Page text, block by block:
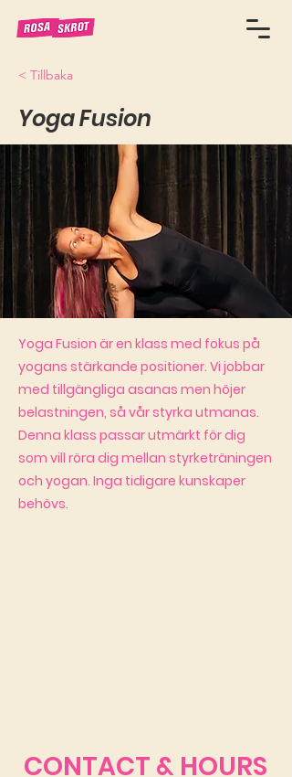
< Tillbaka
Yoga Fusion
Yoga Fusion är en klass med fokus på
yogans stärkande positioner. Vi jobbar
med tillgängliga asanas men höjer
belastningen, så vår styrka utmanas.
Denna klass passar utmärkt för dig
som vill röra dig mellan styrketräningen
och yogan. Inga tidigare kunskaper
behövs.
CONTACT & HOURS